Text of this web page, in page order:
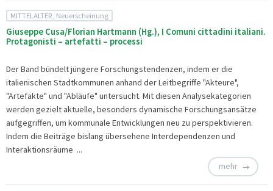
MITTELALTER, Neuerscheinung
Giuseppe Cusa/Florian Hartmann (Hg.), I Comuni cittadini italiani.
Protagonisti – artefatti – processi
Der Band bündelt jüngere Forschungstendenzen, indem er die
italienischen Stadtkommunen anhand der Leitbegriffe "Akteure",
"Artefakte" und "Abläufe" untersucht. Mit diesen Analysekategorien
werden gezielt aktuelle, besonders dynamische Forschungsansätze
aufgegriffen, um kommunale Entwicklungen neu zu perspektivieren.
Indem die Beiträge bislang übersehene Interdependenzen und
Interaktionsräume ...
mehr